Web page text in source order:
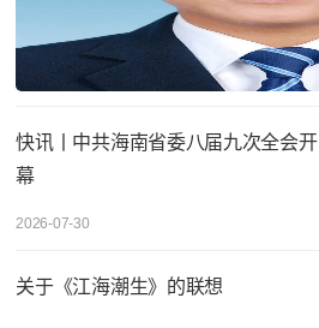
快讯丨中共海南省委八届九次全会开
幕
2026-07-30
关于《江海潮生》的联想